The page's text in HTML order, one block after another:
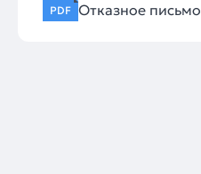
PDF Отказное письмо